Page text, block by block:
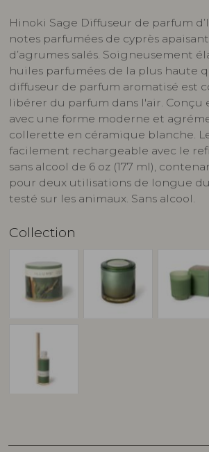
Hinoki Sage Diffuseur de parfum
notes parfumées de cyprès
d’agrumes salés. Soigneusement
huiles parfumées de la plus haute
diffuseur de parfum aromatisé est
libérer du parfum dans l'air. Conçu
avec une forme moderne et
collerette en céramique blanche.
facilement rechargeable avec le
sans alcool de 6 oz (177 ml),
pour deux utilisations de longue
testé sur les animaux. Sans alcool.
Collection